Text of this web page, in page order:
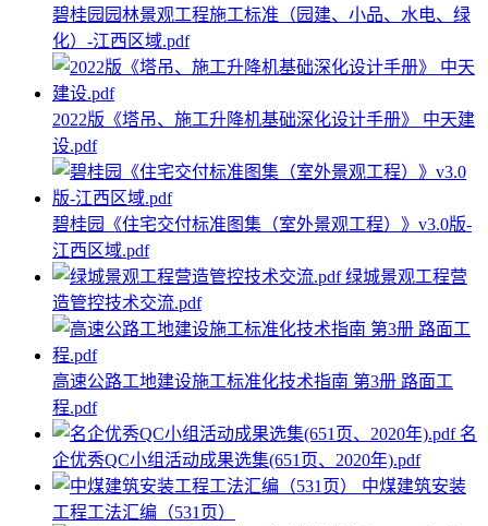
碧桂园园林景观工程施工标准（园建、小品、水电、绿
化）-江西区域.pdf
2022版《塔吊、施工升降机基础深化设计手册》 中天建
设.pdf
碧桂园《住宅交付标准图集（室外景观工程）》v3.0版-
江西区域.pdf
绿城景观工程营
造管控技术交流.pdf
高速公路工地建设施工标准化技术指南 第3册 路面工
程.pdf
名
企优秀QC小组活动成果选集(651页、2020年).pdf
中煤建筑安装
工程工法汇编（531页）